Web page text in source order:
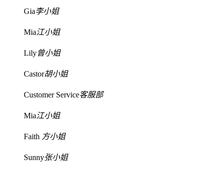
Gia李小姐
Mia江小姐
Lily曾小姐
Castor胡小姐
Customer Service客服部
Mia江小姐
Faith 方小姐
Sunny张小姐